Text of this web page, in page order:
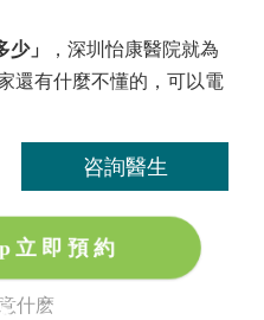
」
，深圳怡康醫院就為
還有什麼不懂的，可以電
咨詢醫生
即預約
什麽